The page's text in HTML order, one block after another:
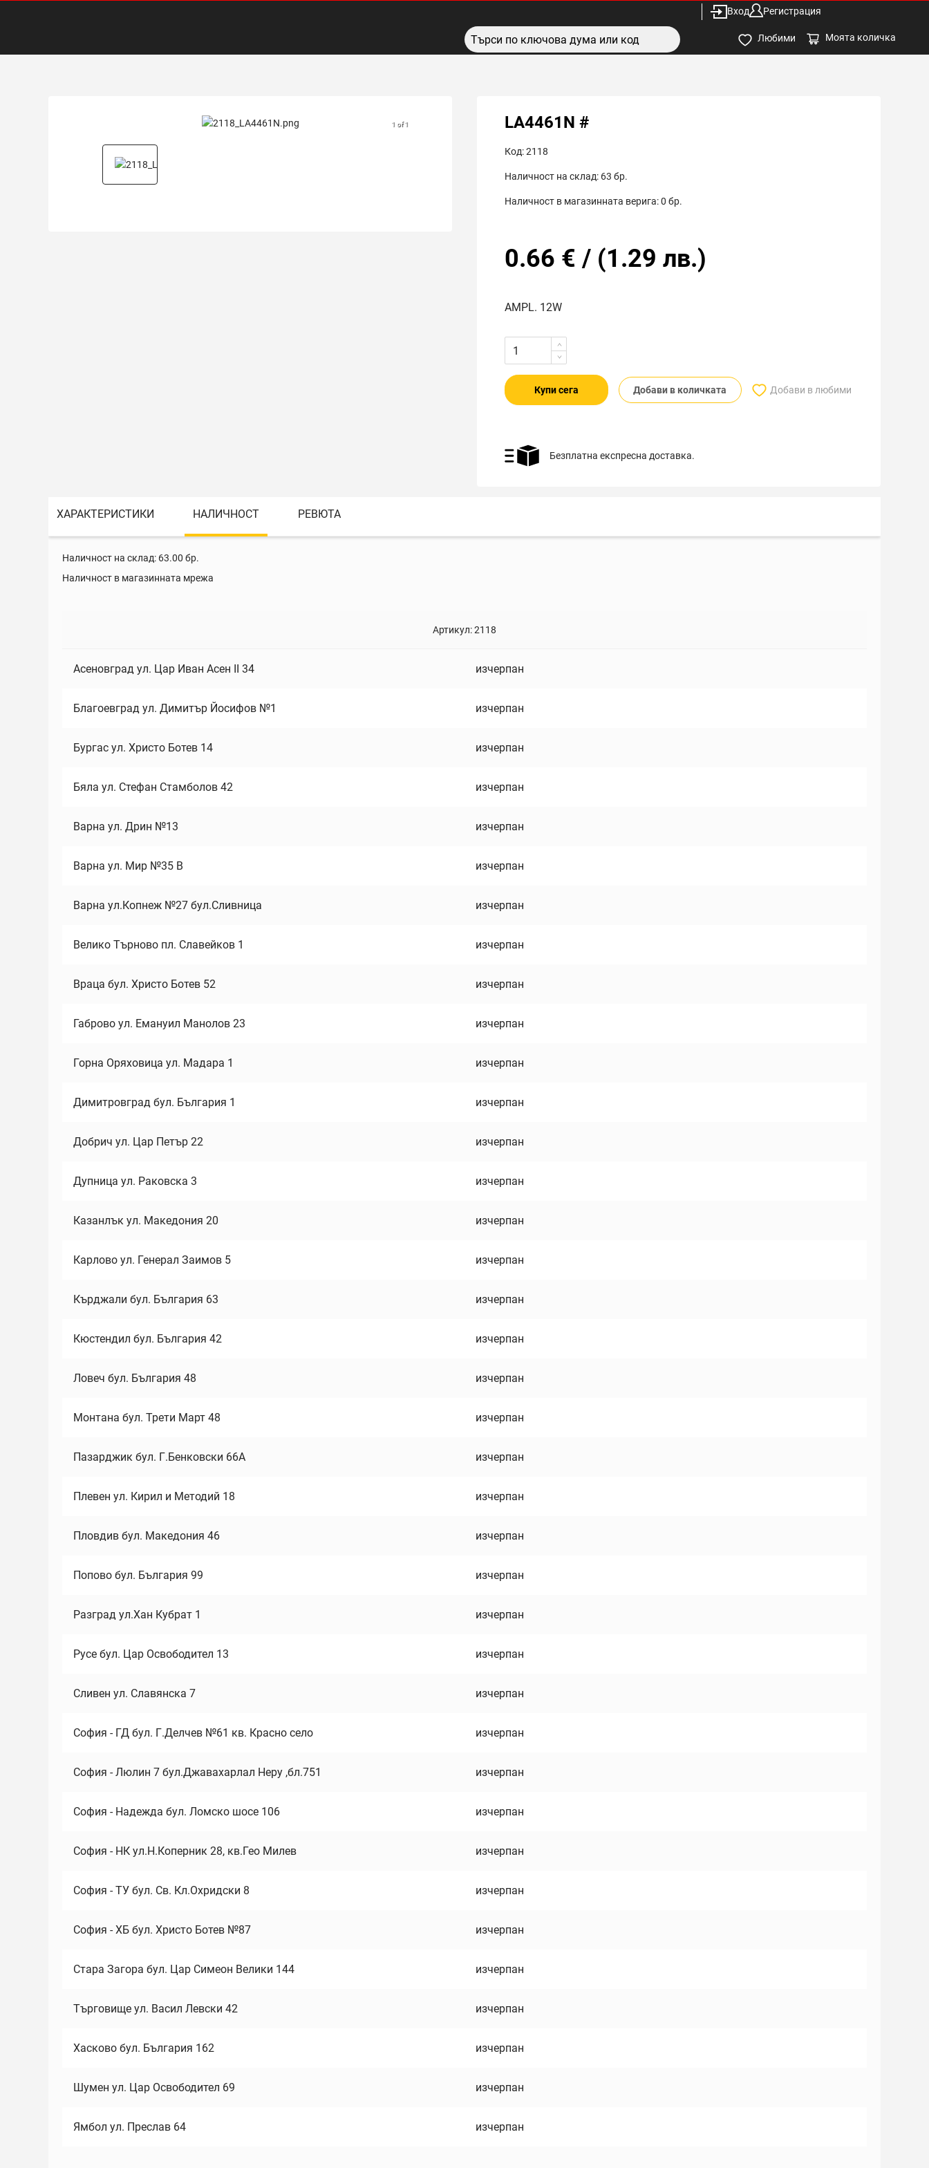
Вход Регистрация
Любими Моята количка
1 of 1 LA4461N #
Код:2118
Наличност на склад: 63 бр.
Наличност в магазинната верига:0 бр.
0.66 € / (1.29 лв.)
AMPL. 12W
Купи сега Добави в количката Добави в любими
Безплатна експресна доставка.
ХАРАКТЕРИСТИКИ НАЛИЧНОСТ РЕВЮТА
Наличност на склад: 63.00 бр.
Наличност в магазинната мрежа
Артикул:2118
Асеновград ул. Цар Иван Асен II 34 изчерпан
Благоевград ул. Димитър Йосифов №1 изчерпан
Бургас ул. Христо Ботев 14 изчерпан
Бяла ул. Стефан Стамболов 42 изчерпан
Варна ул. Дрин №13 изчерпан
Варна ул. Мир №35 В изчерпан
Варна ул.Копнеж №27 бул.Сливница изчерпан
Велико Търново пл. Славейков 1 изчерпан
Враца бул. Христо Ботев 52 изчерпан
Габрово ул. Емануил Манолов 23 изчерпан
Горна Оряховица ул. Мадара 1 изчерпан
Димитровград бул. България 1 изчерпан
Добрич ул. Цар Петър 22 изчерпан
Дупница ул. Раковска 3 изчерпан
Казанлък ул. Македония 20 изчерпан
Карлово ул. Генерал Заимов 5 изчерпан
Кърджали бул. България 63 изчерпан
Кюстендил бул. България 42 изчерпан
Ловеч бул. България 48 изчерпан
Монтана бул. Трети Март 48 изчерпан
Пазарджик бул. Г.Бенковски 66А изчерпан
Плевен ул. Кирил и Методий 18 изчерпан
Пловдив бул. Македония 46 изчерпан
Попово бул. България 99 изчерпан
Разград ул.Хан Кубрат 1 изчерпан
Русе бул. Цар Освободител 13 изчерпан
Сливен ул. Славянска 7 изчерпан
София - ГД бул. Г.Делчев №61 кв. Красно село изчерпан
София - Люлин 7 бул.Джавахарлал Неру ,бл.751 изчерпан
София - Надежда бул. Ломско шосе 106 изчерпан
София - НК ул.Н.Коперник 28, кв.Гео Милев изчерпан
София - ТУ бул. Св. Кл.Охридски 8 изчерпан
София - ХБ бул. Христо Ботев №87 изчерпан
Стара Загора бул. Цар Симеон Велики 144 изчерпан
Търговище ул. Васил Левски 42 изчерпан
Хасково бул. България 162 изчерпан
Шумен ул. Цар Освободител 69 изчерпан
Ямбол ул. Преслав 64 изчерпан